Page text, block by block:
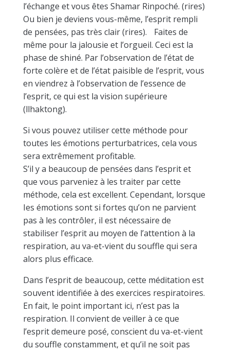
l’échange et vous êtes Shamar Rinpoché. (rires)
Ou bien je deviens vous-même, l’esprit rempli
de pensées, pas très clair (rires). Faites de
même pour la jalousie et l’orgueil. Ceci est la
phase de shiné. Par l’observation de l’état de
forte colère et de l’état paisible de l’esprit, vous
en viendrez à l’observation de l’essence de
l’esprit, ce qui est la vision supérieure
(llhaktong).
Si vous pouvez utiliser cette méthode pour
toutes les émotions perturbatrices, cela vous
sera extrêmement profitable.
S’il y a beaucoup de pensées dans l’esprit et
que vous parveniez à les traiter par cette
méthode, cela est excellent. Cependant, lorsque
Ies émotions sont si fortes qu’on ne parvient
pas à les contrôler, il est nécessaire de
stabiliser l’esprit au moyen de l’attention à la
respiration, au va-et-vient du souffle qui sera
alors plus efficace.
Dans l’esprit de beaucoup, cette méditation est
souvent identifiée à des exercices respiratoires.
En fait, le point important ici, n’est pas la
respiration. Il convient de veiller à ce que
l’esprit demeure posé, conscient du va-et-vient
du souffle constamment, et qu’il ne soit pas